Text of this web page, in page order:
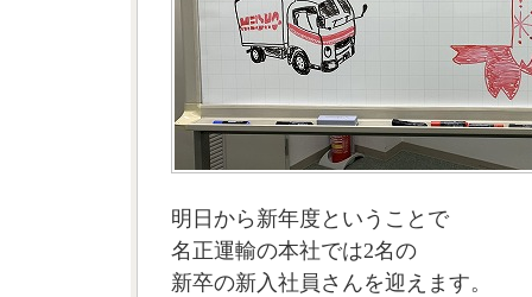
明日から新年度ということで
名正運輸の本社では2名の
新卒の新入社員さんを迎えます。